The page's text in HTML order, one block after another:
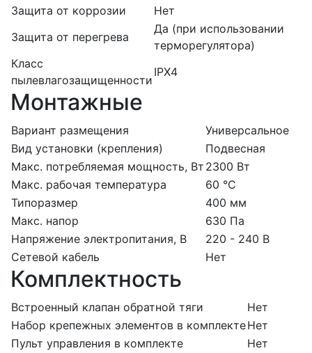
Защита от коррозии
Нет
Защита от перегрева
Да (при использовании
терморегулятора)
Класс
пылевлагозащищенности
IPX4
Монтажные
Вариант размещения
Универсальное
Вид установки (крепления)
Подвесная
Макс. потребляемая мощность, Вт 2300 Вт
Макс. рабочая температура
60 °С
Типоразмер
400 мм
Макс. напор
630 Па
Напряжение электропитания, В
220 - 240 В
Сетевой кабель
Нет
Комплектность
Встроенный клапан обратной тяги
Нет
Набор крепежных элементов в комплектеНет
Пульт управления в комплекте
Нет